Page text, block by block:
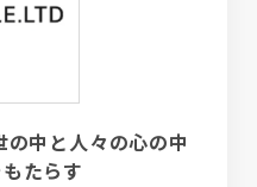
中と人々の心の中
たらす